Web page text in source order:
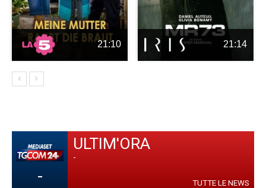
21:10 21:14
-
ULTIM'ORA
-
TUTTE LE NEWS